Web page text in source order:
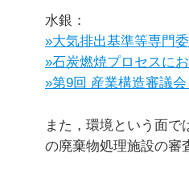
水銀：
»大気排出基準等専門委
»石炭燃焼プロセスに
»第9回 産業構造審議
また，環境という面
の廃棄物処理施設の審